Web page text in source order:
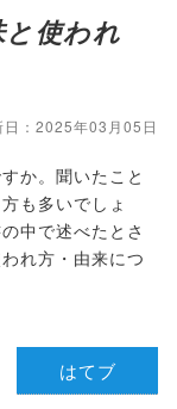
と使われ
日：2025年03月05日
か。聞いたこと
も多いでしょ
中で述べたとさ
れ方・由来につ
はてブ